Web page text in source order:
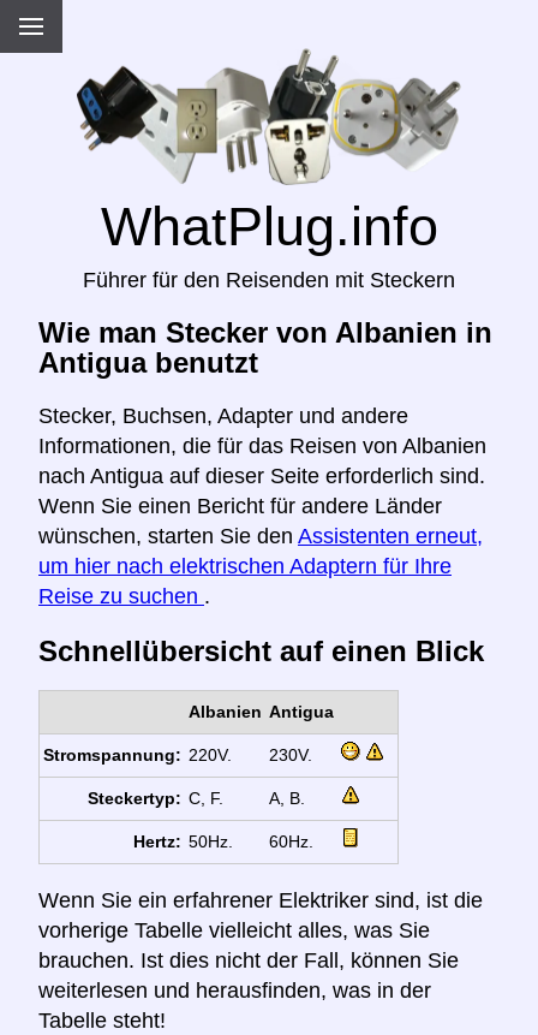
WhatPlug.info
Führer für den Reisenden mit Steckern
Wie man Stecker von Albanien in
Antigua benutzt
Stecker, Buchsen, Adapter und andere
Informationen, die für das Reisen von Albanien
nach Antigua auf dieser Seite erforderlich sind.
Wenn Sie einen Bericht für andere Länder
wünschen, starten Sie den Assistenten erneut,
um hier nach elektrischen Adaptern für Ihre
Reise zu suchen .
Schnellübersicht auf einen Blick
Albanien Antigua
Stromspannung: 220V. 230V.
Steckertyp: C, F. A, B.
Hertz: 50Hz. 60Hz.
Wenn Sie ein erfahrener Elektriker sind, ist die
vorherige Tabelle vielleicht alles, was Sie
brauchen. Ist dies nicht der Fall, können Sie
weiterlesen und herausfinden, was in der
Tabelle steht!